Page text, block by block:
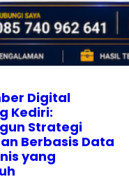
Digital
Kediri:
Strategi
Berbasis Data
yang